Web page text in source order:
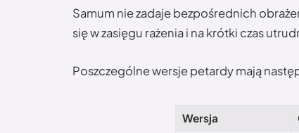
Samum nie zadaje bezpośrednich
się w zasięgu rażenia i na krótki czas
Poszczególne wersje petardy mają
Wersja